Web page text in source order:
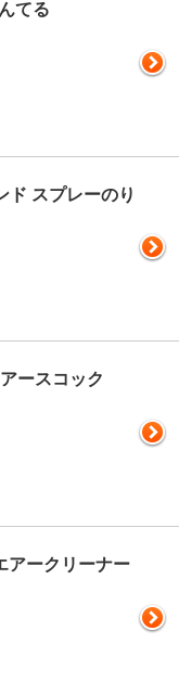
てる
ド スプレーのり
ースコック
アークリーナー